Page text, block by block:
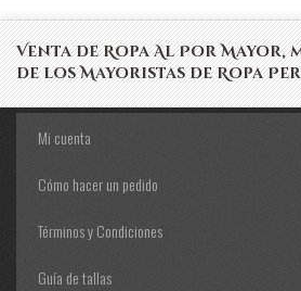
Venta de Ropa Al Por Mayor,
de los Mayoristas de Ropa
Mi cuenta
Cómo hacer un pedido
Términos y Condiciones
Guía de tallas